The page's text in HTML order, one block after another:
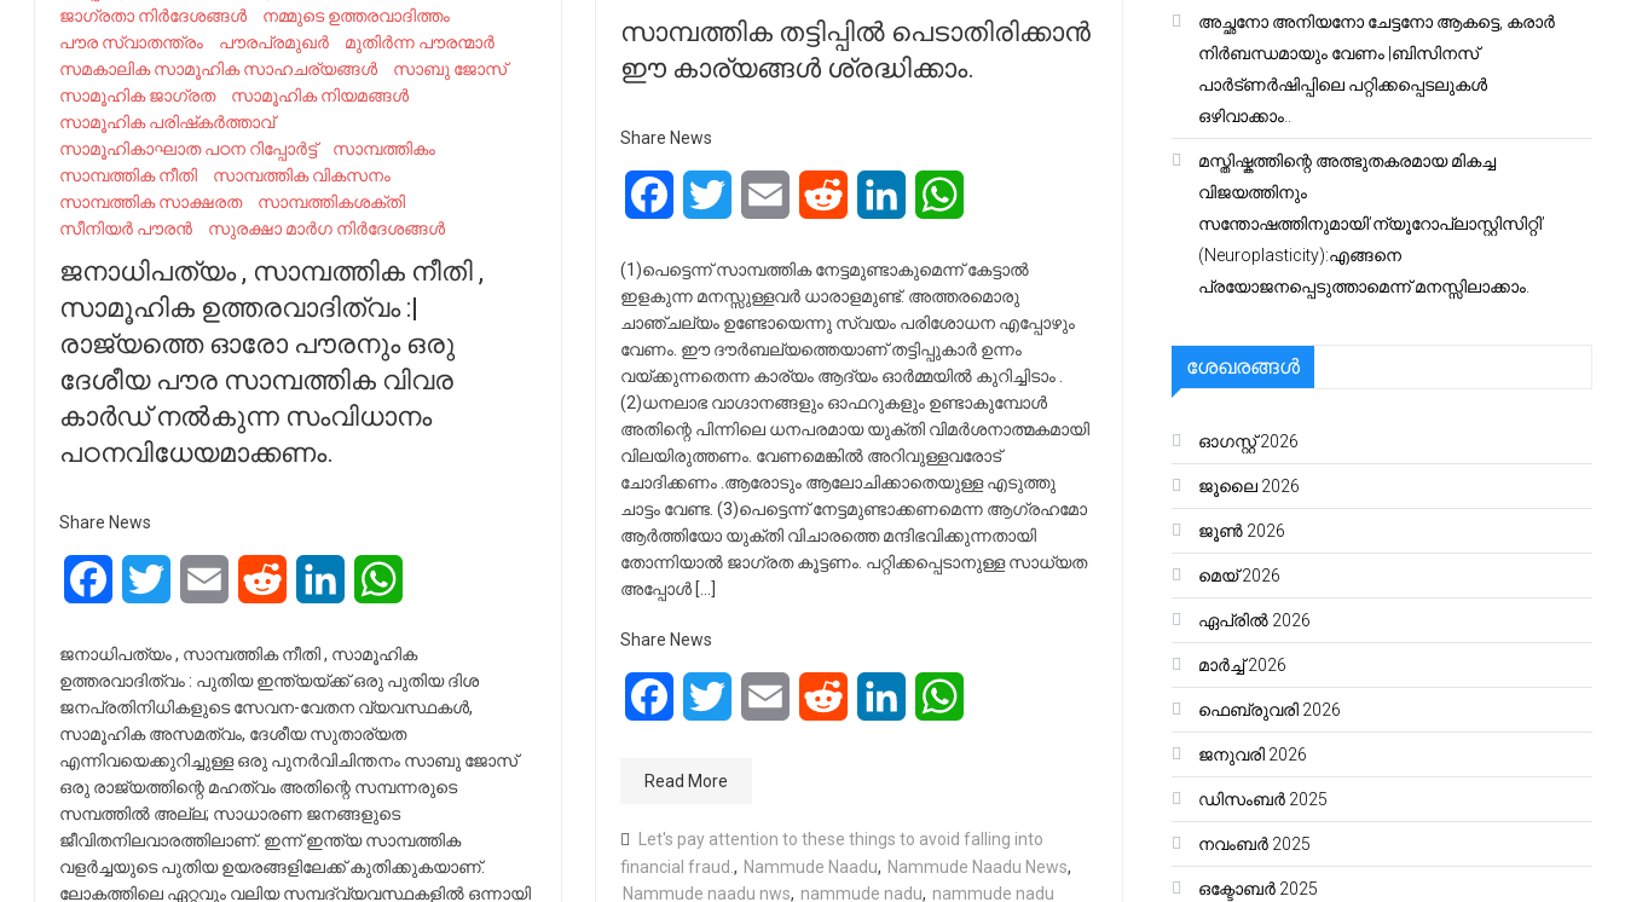
ജാഗ്രതാ നിർദേശങ്ങൾ
നമ്മുടെ ഉത്തരവാദിത്തം
പൗര സ്വാതന്ത്രം
പൗരപ്രമുഖർ
മുതിർന്ന പൗരന്മാർ
സമകാലിക സാമൂഹിക സാഹചര്യങ്ങൾ
സാബു ജോസ്
സാമൂഹിക ജാഗ്രത
സാമൂഹിക നിയമങ്ങൾ
സാമൂഹിക പരിഷ്‌കര്‍ത്താവ്
സാമൂഹികാഘാത പഠന റിപ്പോർട്ട്
സാമ്പത്തികം
സാമ്പത്തിക നീതി
സാമ്പത്തിക വികസനം
സാമ്പത്തിക സാക്ഷരത
സാമ്പത്തികശക്തി
സീനിയർ പൗരൻ
സുരക്ഷാ മാർഗ നിർദേശങ്ങൾ
ജനാധിപത്യം , സാമ്പത്തിക നീതി ,
സാമൂഹിക ഉത്തരവാദിത്വം :|
രാജ്യത്തെ ഓരോ പൗരനും ഒരു
ദേശീയ പൗര സാമ്പത്തിക വിവര
കാർഡ് നൽകുന്ന സംവിധാനം
പഠനവിധേയമാക്കണം.
Share News
FacebookTwitter Email Reddit LinkedIn
ജനാധിപത്യം , സാമ്പത്തിക നീതി , സാമൂഹിക
ഉത്തരവാദിത്വം : പുതിയ ഇന്ത്യയ്ക്ക് ഒരു പുതിയ ദിശ
ജനപ്രതിനിധികളുടെ സേവന-വേതന വ്യവസ്ഥകൾ,
സാമൂഹിക അസമത്വം, ദേശീയ സുതാര്യത
എന്നിവയെക്കുറിച്ചുള്ള ഒരു പുനർവിചിന്തനം സാബു ജോസ്
ഒരു രാജ്യത്തിന്റെ മഹത്വം അതിന്റെ സമ്പന്നരുടെ
സമ്പത്തിൽ അല്ല; സാധാരണ ജനങ്ങളുടെ
ജീവിതനിലവാരത്തിലാണ്. ഇന്ന് ഇന്ത്യ സാമ്പത്തിക
വളർച്ചയുടെ പുതിയ ഉയരങ്ങളിലേക്ക് കുതിക്കുകയാണ്.
ലോകത്തിലെ ഏറ്റവും വലിയ സമ്പദ്‌വ്യവസ്ഥകളിൽ ഒന്നായി
സാമ്പത്തിക തട്ടിപ്പിൽ പെടാതിരിക്കാൻ
ഈ കാര്യങ്ങൾ ശ്രദ്ധിക്കാം.
Share News
FacebookTwitter Email Reddit LinkedIn
(1)പെട്ടെന്ന് സാമ്പത്തിക നേട്ടമുണ്ടാകുമെന്ന് കേട്ടാൽ
ഇളകുന്ന മനസ്സുള്ളവർ ധാരാളമുണ്ട്. അത്തരമൊരു
ചാഞ്ചല്യം ഉണ്ടോയെന്നു സ്വയം പരിശോധന എപ്പോഴും
വേണം. ഈ ദൗർബല്യത്തെയാണ് തട്ടിപ്പുകാർ ഉന്നം
വയ്ക്കുന്നതെന്ന കാര്യം ആദ്യം ഓർമ്മയിൽ കുറിച്ചിടാം .
(2)ധനലാഭ വാഗ്ദാനങ്ങളും ഓഫറുകളും ഉണ്ടാകുമ്പോൾ
അതിന്റെ പിന്നിലെ ധനപരമായ യുക്തി വിമർശനാത്മകമായി
വിലയിരുത്തണം. വേണമെങ്കിൽ അറിവുള്ളവരോട്
ചോദിക്കണം .ആരോടും ആലോചിക്കാതെയുള്ള എടുത്തു
ചാട്ടം വേണ്ട. (3)പെട്ടെന്ന് നേട്ടമുണ്ടാക്കണമെന്ന ആഗ്രഹമോ
ആർത്തിയോ യുക്തി വിചാരത്തെ മന്ദിഭവിക്കുന്നതായി
തോന്നിയാൽ ജാഗ്രത കൂട്ടണം. പറ്റിക്കപ്പെടാനുള്ള സാധ്യത
അപ്പോൾ […]
Share News
FacebookTwitter Email Reddit LinkedIn
Read More
Let's pay attention to these things to avoid falling into
financial fraud. , Nammude Naadu, Nammude Naadu News,
Nammude naadu nws, nammude nadu, nammude nadu
അച്ഛനോ അനിയനോ ചേട്ടനോ ആകട്ടെ, കരാർ
നിർബന്ധമായും വേണം |ബിസിനസ്
പാർട്ണർഷിപ്പിലെ പറ്റിക്കപ്പെടലുകൾ
ഒഴിവാക്കാം..
മസ്തിഷ്കത്തിന്റെ അത്ഭുതകരമായ മികച്ച
വിജയത്തിനും
സന്തോഷത്തിനുമായി’ന്യൂറോപ്ലാസ്റ്റിസിറ്റി’
(Neuroplasticity):എങ്ങനെ
പ്രയോജനപ്പെടുത്താമെന്ന് മനസ്സിലാക്കാം.
ശേഖരങ്ങൾ
ഓഗസ്റ്റ്‌ 2026
ജൂലൈ 2026
ജൂൺ 2026
മെയ്‌ 2026
ഏപ്രിൽ 2026
മാർച്ച്‌ 2026
ഫെബ്രുവരി 2026
ജനുവരി 2026
ഡിസംബർ 2025
നവംബർ 2025
ഒക്ടോബർ 2025